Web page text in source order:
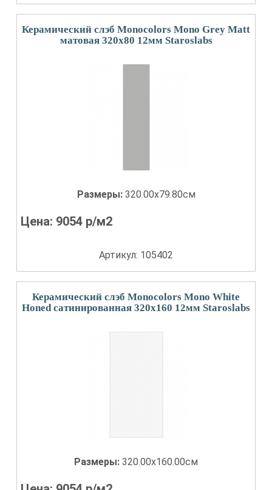
Керамический слэб Monocolors Mono Grey Matt
матовая 320x80 12мм Staroslabs
Размеры: 320.00x79.80см
Цена: 9054 р/м2
Артикул: 105402
Керамический слэб Monocolors Mono White
Honed сатинированная 320x160 12мм Staroslabs
Размеры: 320.00x160.00см